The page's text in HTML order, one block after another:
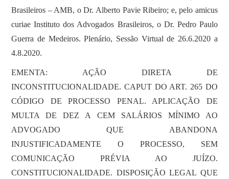
Brasileiros – AMB, o Dr. Alberto Pavie Ribeiro; e, pelo amicus
curiae Instituto dos Advogados Brasileiros, o Dr. Pedro Paulo
Guerra de Medeiros. Plenário, Sessão Virtual de 26.6.2020 a
4.8.2020.
EMENTA: AÇÃO DIRETA DE
INCONSTITUCIONALIDADE. CAPUT DO ART. 265 DO
CÓDIGO DE PROCESSO PENAL. APLICAÇÃO DE
MULTA DE DEZ A CEM SALÁRIOS MÍNIMO AO
ADVOGADO QUE ABANDONA
INJUSTIFICADAMENTE O PROCESSO, SEM
COMUNICAÇÃO PRÉVIA AO JUÍZO.
CONSTITUCIONALIDADE. DISPOSIÇÃO LEGAL QUE